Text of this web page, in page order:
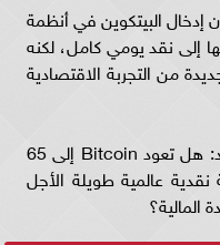
إدخال البيتكوين في أنظمة
إلى نقد يومي كامل، لكنه
من التجربة الاقتصادية
وبالتالي، فإن السؤال الحقيقي لم يعد: هل تعود Bitcoin إلى 65
عالمية طويلة الأجل
المالية؟